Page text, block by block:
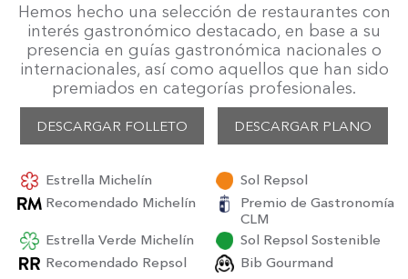
Hemos hecho una selección de restaurantes con
interés gastronómico destacado, en base a su
presencia en guías gastronómica nacionales o
internacionales, así como aquellos que han sido
premiados en categorías profesionales.
DESCARGAR FOLLETO DESCARGAR PLANO
Estrella Michelín
Sol Repsol
Recomendado Michelín
Premio de Gastronomía
CLM
Estrella Verde Michelín
Sol Repsol Sostenible
Recomendado Repsol
Bib Gourmand